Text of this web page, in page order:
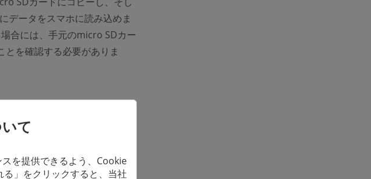
データをスマホに読み込めま
合には、手元のmicro SDカー
を確認する必要がありま
ーから「micro SDへコピ
操作を行う場合にはガラケー
はガラケー本体のデータが
て
を提供できるよう、Cookie
」をクリックすると、当社